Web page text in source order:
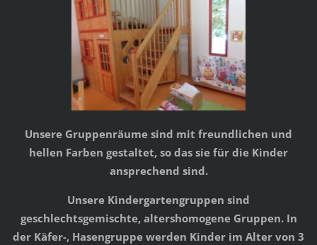
Unsere Gruppenräume sind mit freundlichen und
hellen Farben gestaltet, so das sie für die Kinder
ansprechend sind.
Unsere Kindergartengruppen sind
geschlechtsgemischte, altershomogene Gruppen. In
der Käfer-, Hasengruppe werden Kinder im Alter von 3